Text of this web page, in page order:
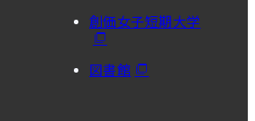
創価女子短期大学
図書館